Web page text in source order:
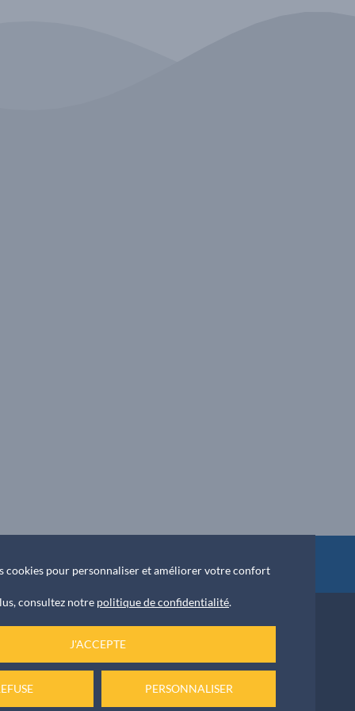
NOUS ÉCRIRE
cookies pour personnaliser et améliorer votre confort
consultez notre politique de confidentialité.
J'ACCEPTE
PERSONNALISER